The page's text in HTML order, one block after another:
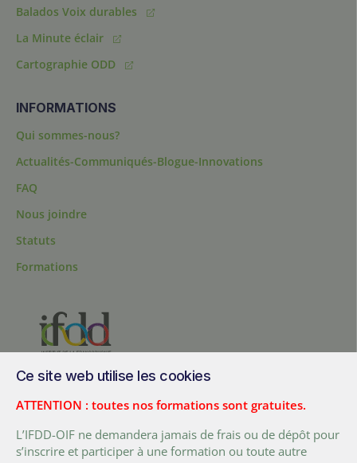
Balados Voix durables
La Minute éclair
Cartographie ODD
INFORMATIONS
Qui sommes-nous?
Actualités-Communiqués-Blogue-Innovations
FAQ
Nous joindre
Statuts
Formations
Canada
Tél. :+ (1) 418 692 5727
Fax :+ (1) 418 692 5644
Ce site web utilise les cookies
ATTENTION : toutes nos formations sont gratuites.
L’IFDD-OIF ne demandera jamais de frais ou de dépôt pour
s’inscrire et participer à une formation ou toute autre